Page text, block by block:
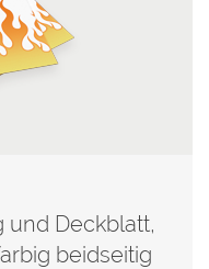
und Deckblatt,
beidseitig